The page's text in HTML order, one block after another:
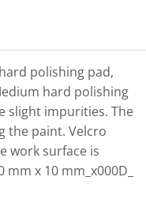
polishing pad,
hard polishing
slight impurities. The
the paint. Velcro
work surface is
x 10 mm_x000D_